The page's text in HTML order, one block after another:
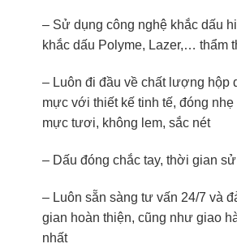
– Sử dụng công nghệ khắc dấu
khắc dấu Polyme, Lazer,… thẩm
– Luôn đi đầu về chất lượng hộp
mực với thiết kế tinh tế, đóng nhẹ
mực tươi, không lem, sắc nét
– Dấu đóng chắc tay, thời gian
– Luôn sẵn sàng tư vấn 24/7 và
gian hoàn thiện, cũng như giao
nhất